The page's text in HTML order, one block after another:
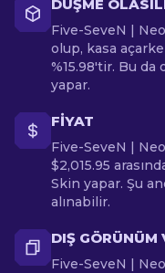
DÜŞME
Five-SeveN |
olup, kasa
%15.98'tir. Bu da
yapar.
FIYAT
Five-SeveN |
$2,015.95
Skin yapar. Şu
alınabilir.
DIŞ GÖRÜNÜM
Five-SeveN |